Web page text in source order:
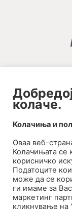
колаче.
Колачиња и
Оваа веб-
Колачињата се
корисничко
Податоците
може да се
ги имаме за
маркетинг
кликнување на